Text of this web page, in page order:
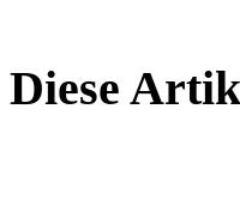
Diese